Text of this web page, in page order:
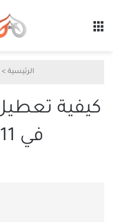
الرئيسية >
في Windows 11